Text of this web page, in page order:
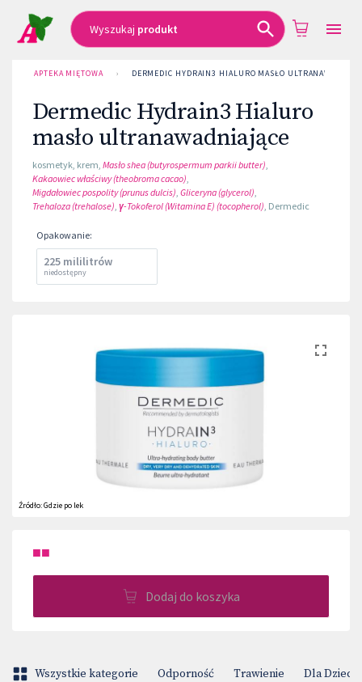
Wyszukaj produkt
APTEKA MIĘTOWA › DERMEDIC HYDRAIN3 HIALURO MASŁO
Dermedic Hydrain3 Hialuro
masło ultranawadniające
kosmetyk, krem, Masło shea (butyrospermum parkii butter),
Kakaowiec właściwy (theobroma cacao),
Migdałowiec pospolity (prunus dulcis), Gliceryna (glycerol),
Trehaloza (trehalose), γ-Tokoferol (Witamina E) (tocopherol), Dermedic
Opakowanie:
225 mililitrów
niedostępny
Źródło:Gdzie po lek
■■
Dodaj do koszyka
Wszystkie kategorie Odporność Trawienie Dla Dzieci